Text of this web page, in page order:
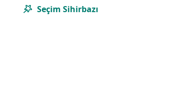
Seçim Sihirbazı